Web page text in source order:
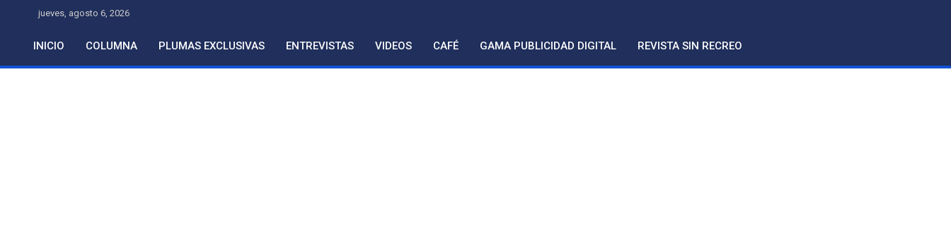
content
jueves, agosto 6, 2026
INICIO COLUMNA PLUMAS EXCLUSIVAS ENTREVISTAS VIDEOS CAFÉ GAMA PUBLICIDAD DIGITAL REVISTA SIN RECREO